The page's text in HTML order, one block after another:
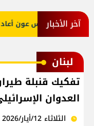
آخر الأخبار
الرئيس عون أعاد
لبنان
تفكيك قنبلة
العدوان
الثلاثاء 12/أيار/2026 - 07:28 م